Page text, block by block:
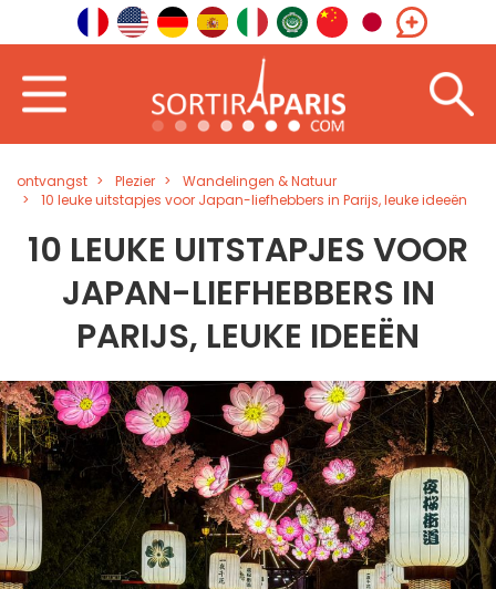
ontvangst Plezier
Wandelingen & Natuur
10 leuke uitstapjes voor Japan-liefhebbers in Parijs, leuke ideeën
10 LEUKE UITSTAPJES VOOR
JAPAN-LIEFHEBBERS IN
PARIJS, LEUKE IDEEËN